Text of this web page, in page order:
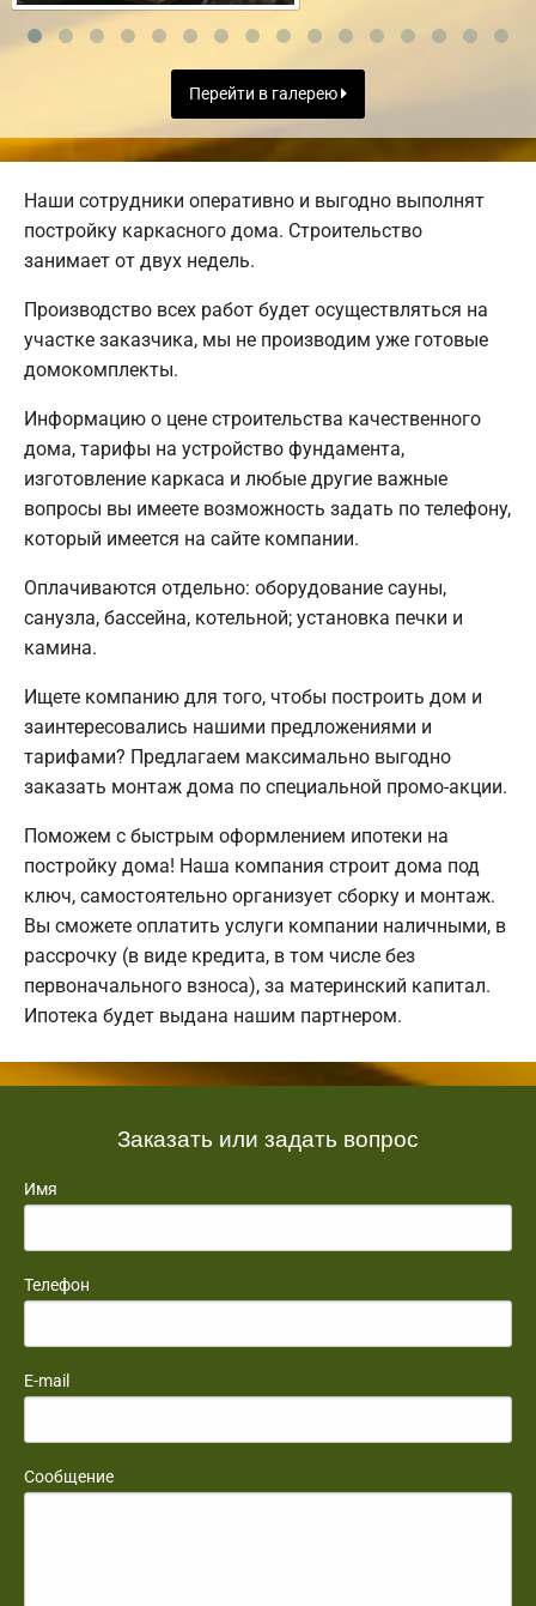
Перейти в галерею
Наши сотрудники оперативно и выгодно выполнят
постройку каркасного дома. Строительство
занимает от двух недель.
Производство всех работ будет осуществляться на
участке заказчика, мы не производим уже готовые
домокомплекты.
Информацию о цене строительства качественного
дома, тарифы на устройство фундамента,
изготовление каркаса и любые другие важные
вопросы вы имеете возможность задать по телефону,
который имеется на сайте компании.
Оплачиваются отдельно: оборудование сауны,
санузла, бассейна, котельной; установка печки и
камина.
Ищете компанию для того, чтобы построить дом и
заинтересовались нашими предложениями и
тарифами? Предлагаем максимально выгодно
заказать монтаж дома по специальной промо-акции.
Поможем с быстрым оформлением ипотеки на
постройку дома! Наша компания строит дома под
ключ, самостоятельно организует сборку и монтаж.
Вы сможете оплатить услуги компании наличными, в
рассрочку (в виде кредита, в том числе без
первоначального взноса), за материнский капитал.
Ипотека будет выдана нашим партнером.
Заказать или задать вопрос
Имя
Телефон
E-mail
Сообщение